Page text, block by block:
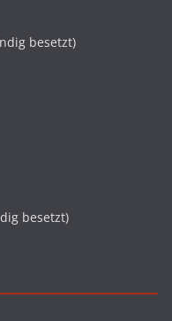
besetzt)
besetzt)